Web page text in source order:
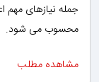
جمله نیازهای
محسوب می شود.
مشاهده مطلب